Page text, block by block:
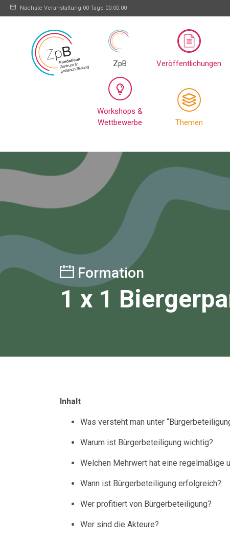
Nächste Veranstaltung 00 Tage 00:00:00
ZpB Veröffentlichungen
Workshops &
Wettbewerbe
Themen
Formation
1 x 1
Inhalt
Was versteht man unter
Warum ist Bürgerbeteiligung wichtig?
Welchen Mehrwert hat eine regelmäßige
Wann ist Bürgerbeteiligung erfolgreich?
Wer profitiert von Bürgerbeteiligung?
Wer sind die Akteure?